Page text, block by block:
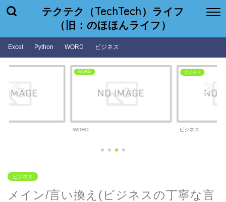
テクテク（TechTech）ライフ
（旧：のほほんライフ）
Excel Python WORD ビジネス
WORD
WORD
ビジネス
ビジネス
ビジネス
メイン/言い換え(ビジネスの丁寧な言